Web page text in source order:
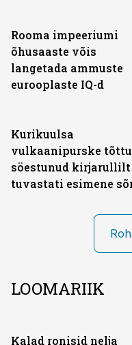
Rooma impeeriumi
õhusaaste võis
langetada ammuste
eurooplaste IQ-d
Kurikuulsa
vulkaanipurske tõttu
söestunud kirjarullilt
tuvastati esimene
LOOMARIIK
Kalad ronisid nelja